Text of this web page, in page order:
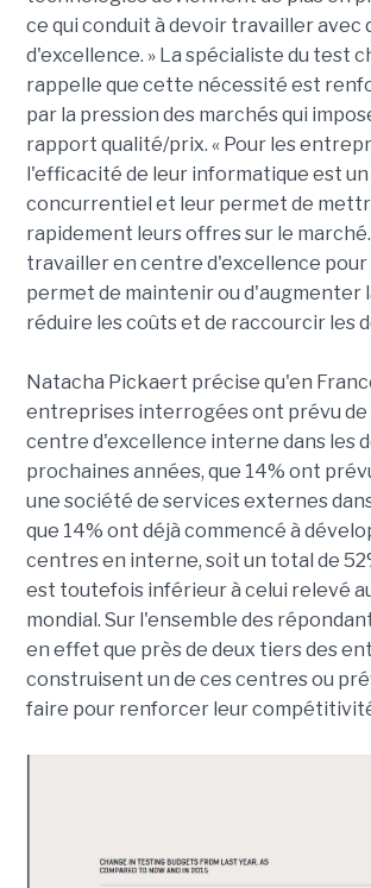
ce qui conduit à devoir travailler avec
d'excellence. » La spécialiste du test
rappelle que cette nécessité est
par la pression des marchés qui
rapport qualité/prix. « Pour les
l'efficacité de leur informatique est
concurrentiel et leur permet de
rapidement leurs offres sur le
travailler en centre d'excellence
permet de maintenir ou d'augmenter
réduire les coûts et de raccourcir les
Natacha Pickaert précise qu'en
entreprises interrogées ont prévu de
centre d'excellence interne dans les
prochaines années, que 14% ont
une société de services externes
que 14% ont déjà commencé à
centres en interne, soit un total de
est toutefois inférieur à celui relevé
mondial. Sur l'ensemble des
en effet que près de deux tiers des
construisent un de ces centres ou
faire pour renforcer leur